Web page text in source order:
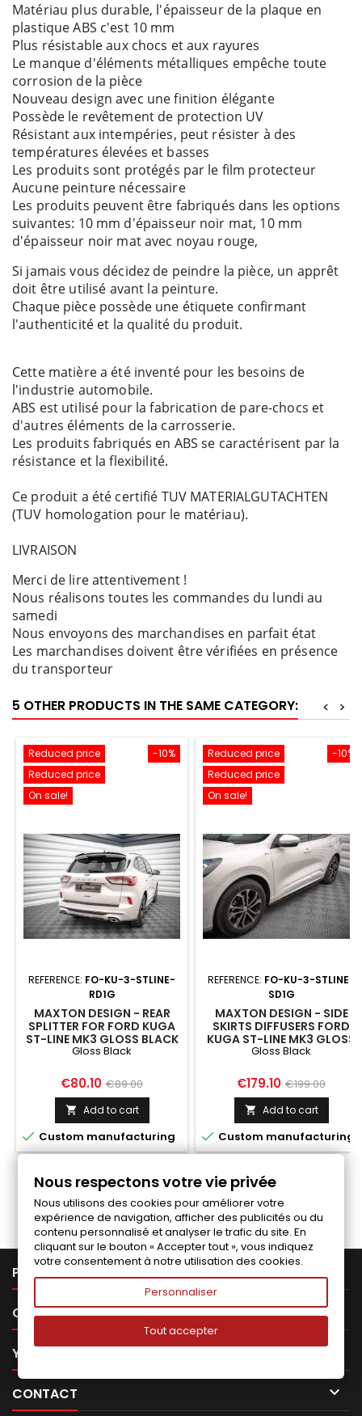
Matériau plus durable, l'épaisseur de la plaque en
plastique ABS c'est 10 mm
Plus résistable aux chocs et aux rayures
Le manque d'éléments métalliques empêche toute
corrosion de la pièce
Nouveau design avec une finition élégante
Possède le revêtement de protection UV
Résistant aux intempéries, peut résister à des
températures élevées et basses
Les produits sont protégés par le film protecteur
Aucune peinture nécessaire
Les produits peuvent être fabriqués dans les options
suivantes: 10 mm d'épaisseur noir mat, 10 mm
d'épaisseur noir mat avec noyau rouge,
Si jamais vous décidez de peindre la pièce, un apprêt
doit être utilisé avant la peinture.
Chaque pièce possède une étiquete confirmant
l'authenticité et la qualité du produit.
Cette matière a été inventé pour les besoins de
l'industrie automobile.
ABS est utilisé pour la fabrication de pare-chocs et
d'autres éléments de la carrosserie.
Les produits fabriqués en ABS se caractérisent par la
résistance et la flexibilité.
Ce produit a été certifié TUV MATERIALGUTACHTEN
(TUV homologation pour le matériau).
LIVRAISON
Merci de lire attentivement !
Nous réalisons toutes les commandes du lundi au
samedi
Nous envoyons des marchandises en parfait état
Les marchandises doivent être vérifiées en présence
du transporteur
5 OTHER PRODUCTS IN THE SAME CATEGORY: >
<
-10%
Reduced price
Reduced price
On sale!
REFERENCE: FO-KU-3-STLINE-
RD1G
MAXTON DESIGN - REAR
SPLITTER FOR FORD KUGA
ST-LINE MK3 GLOSS BLACK
Gloss Black
Price
€80.10 Regular
price
€89.00
 Add to cart
 Custom manufacturing
-10%
Reduced price
Reduced price
On sale!
REFERENCE: FO-KU-3-STLINE-
SD1G
MAXTON DESIGN - SIDE
SKIRTS DIFFUSERS FORD
KUGA ST-LINE MK3 GLOSS
BLACK
Gloss Black
Price
€179.10 Regular
price
€199.00
 Add to cart
 Custom manufacturing
Follow us on Facebook
PRODUCTS
OUR COMPANY 
YOUR ACCOUNT 
CONTACT 
Nous respectons votre vie privée
Nous utilisons des cookies pour améliorer votre
expérience de navigation, afficher des publicités ou du
contenu personnalisé et analyser le trafic du site. En
cliquant sur le bouton « Accepter tout », vous indiquez
votre consentement à notre utilisation des cookies.
Personnaliser
Tout accepter